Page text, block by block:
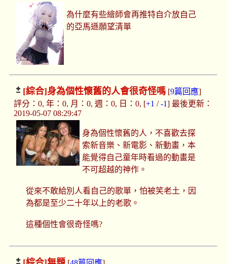
為什麼有些繪師會再推特自介放自己
的亞馬遜願望清單
[綜合]身為個性懷舊的人會很奇怪嗎[9篇回應]
評分：0, 年：0, 月：0, 週：0, 日：0, [+1 /-1] 最後更新：
2019-05-07 08:29:47
身為個性懷舊的人，不喜歡去探
索新音樂、新電影、新動畫，本
能覺得自己童年時看過的動畫是
不可超越的神作。
從來不敢給別人看自己的歌單，怕被笑老土，因
為都是至少二十年以上的老歌。
這種個性會很奇怪嗎?